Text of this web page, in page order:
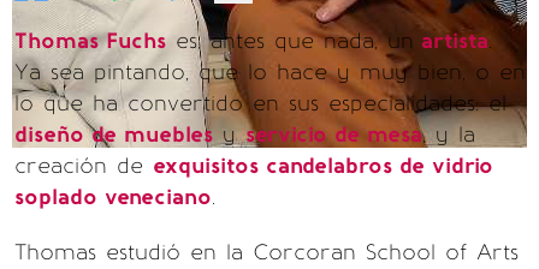
Thomas Fuchses, antes que nada, un artista.
Ya sea pintando, que lo hace y muy bien, o en
lo que ha convertido en sus especialidades: el
diseño de mueblesyservicio de mesa, y la
creación de exquisitos candelabros de vidrio
soplado veneciano.
Thomas estudió en la Corcoran School of Arts